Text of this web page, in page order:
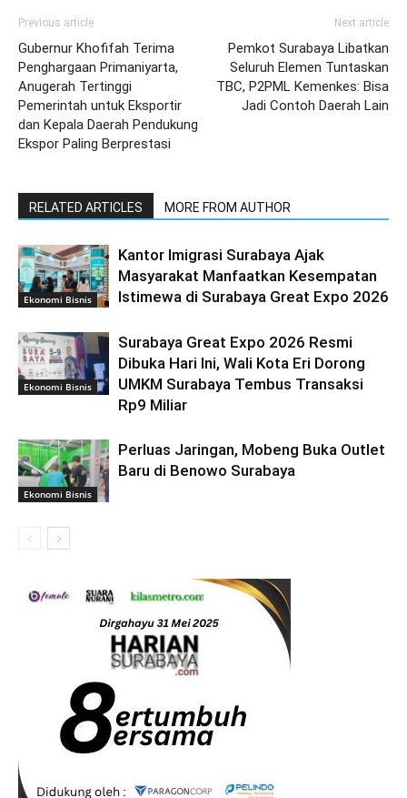
Previous article
Gubernur Khofifah Terima
Penghargaan Primaniyarta,
Anugerah Tertinggi
Pemerintah untuk Eksportir
dan Kepala Daerah Pendukung
Ekspor Paling Berprestasi
Next article
Pemkot Surabaya Libatkan
Seluruh Elemen Tuntaskan
TBC, P2PML Kemenkes: Bisa
Jadi Contoh Daerah Lain
RELATED ARTICLES MORE FROM AUTHOR
Ekonomi Bisnis
Kantor Imigrasi Surabaya Ajak
Masyarakat Manfaatkan Kesempatan
Istimewa di Surabaya Great Expo 2026
Ekonomi Bisnis
Surabaya Great Expo 2026 Resmi
Dibuka Hari Ini, Wali Kota Eri Dorong
UMKM Surabaya Tembus Transaksi
Rp9 Miliar
Ekonomi Bisnis
Perluas Jaringan, Mobeng Buka Outlet
Baru di Benowo Surabaya